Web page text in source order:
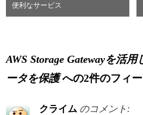
便利なサービス
AWS Storage Gatewayを活
ータを保護への2件のフィ
クライム のコメント: